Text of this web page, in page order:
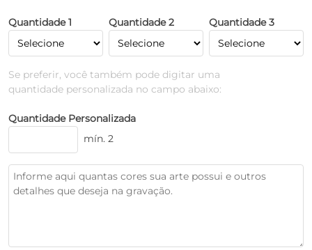
Quantidade 1 Quantidade 2 Quantidade 3
Se preferir, você também pode digitar uma
quantidade personalizada no campo abaixo:
Quantidade Personalizada
mín. 2